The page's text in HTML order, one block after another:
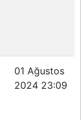
01 Ağustos
2024 23:09